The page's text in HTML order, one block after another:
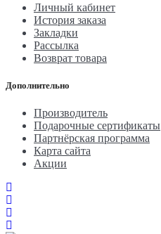
Личный кабинет
История заказа
Закладки
Рассылка
Возврат товара
Дополнительно
Производитель
Подарочные сертификаты
Партнёрская программа
Карта сайта
Акции